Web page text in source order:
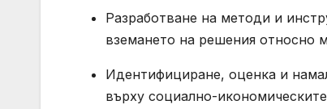
Разработване на методи и
вземането на решения относно
Идентифициране, оценка и
върху социално-